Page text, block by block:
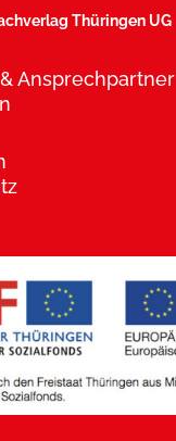
Thüringen UG
Ansprechpartner